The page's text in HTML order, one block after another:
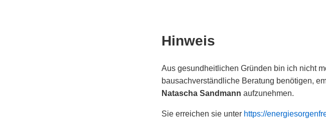
Hinweis
Aus gesundheitlichen Gründen bin ich nicht
bausachverständliche Beratung benötigen,
Natascha Sandmann aufzunehmen.
Sie erreichen sie unter https://